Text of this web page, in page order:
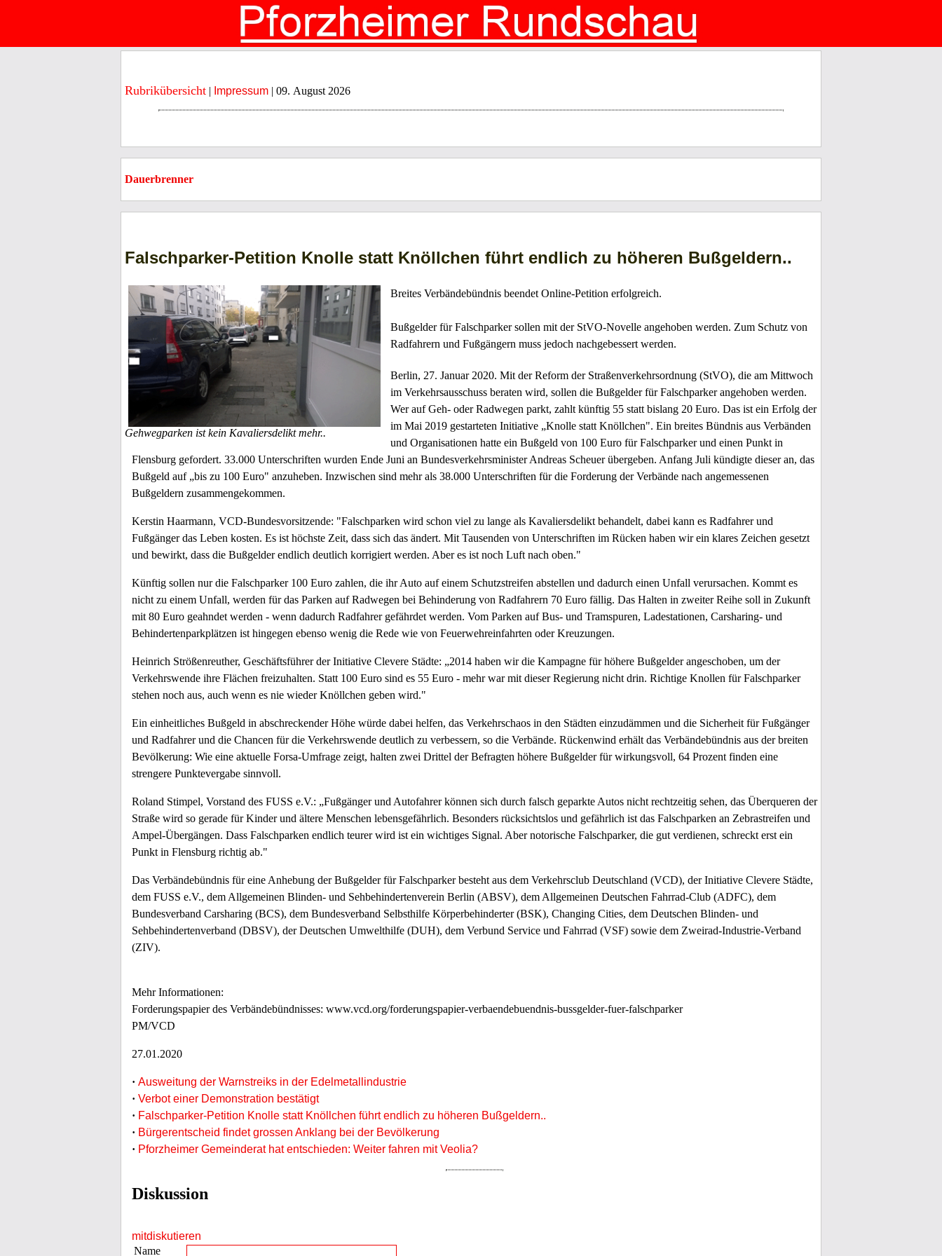
Rubrikübersicht | Impressum | 09. August 2026
Dauerbrenner
Falschparker-Petition Knolle statt Knöllchen führt endlich zu höheren Bußgeldern..
Gehwegparken ist kein Kavaliersdelikt mehr..
Breites Verbändebündnis beendet Online-Petition erfolgreich.
Bußgelder für Falschparker sollen mit der StVO-Novelle angehoben werden. Zum Schutz von
Radfahrern und Fußgängern muss jedoch nachgebessert werden.
Berlin, 27. Januar 2020. Mit der Reform der Straßenverkehrsordnung (StVO), die am Mittwoch
im Verkehrsausschuss beraten wird, sollen die Bußgelder für Falschparker angehoben werden.
Wer auf Geh- oder Radwegen parkt, zahlt künftig 55 statt bislang 20 Euro. Das ist ein Erfolg der
im Mai 2019 gestarteten Initiative „Knolle statt Knöllchen". Ein breites Bündnis aus Verbänden
und Organisationen hatte ein Bußgeld von 100 Euro für Falschparker und einen Punkt in
Flensburg gefordert. 33.000 Unterschriften wurden Ende Juni an Bundesverkehrsminister Andreas Scheuer übergeben. Anfang Juli kündigte dieser an, das
Bußgeld auf „bis zu 100 Euro" anzuheben. Inzwischen sind mehr als 38.000 Unterschriften für die Forderung der Verbände nach angemessenen
Bußgeldern zusammengekommen.
Kerstin Haarmann, VCD-Bundesvorsitzende: "Falschparken wird schon viel zu lange als Kavaliersdelikt behandelt, dabei kann es Radfahrer und
Fußgänger das Leben kosten. Es ist höchste Zeit, dass sich das ändert. Mit Tausenden von Unterschriften im Rücken haben wir ein klares Zeichen gesetzt
und bewirkt, dass die Bußgelder endlich deutlich korrigiert werden. Aber es ist noch Luft nach oben."
Künftig sollen nur die Falschparker 100 Euro zahlen, die ihr Auto auf einem Schutzstreifen abstellen und dadurch einen Unfall verursachen. Kommt es
nicht zu einem Unfall, werden für das Parken auf Radwegen bei Behinderung von Radfahrern 70 Euro fällig. Das Halten in zweiter Reihe soll in Zukunft
mit 80 Euro geahndet werden - wenn dadurch Radfahrer gefährdet werden. Vom Parken auf Bus- und Tramspuren, Ladestationen, Carsharing- und
Behindertenparkplätzen ist hingegen ebenso wenig die Rede wie von Feuerwehreinfahrten oder Kreuzungen.
Heinrich Strößenreuther, Geschäftsführer der Initiative Clevere Städte: „2014 haben wir die Kampagne für höhere Bußgelder angeschoben, um der
Verkehrswende ihre Flächen freizuhalten. Statt 100 Euro sind es 55 Euro - mehr war mit dieser Regierung nicht drin. Richtige Knollen für Falschparker
stehen noch aus, auch wenn es nie wieder Knöllchen geben wird."
Ein einheitliches Bußgeld in abschreckender Höhe würde dabei helfen, das Verkehrschaos in den Städten einzudämmen und die Sicherheit für Fußgänger
und Radfahrer und die Chancen für die Verkehrswende deutlich zu verbessern, so die Verbände. Rückenwind erhält das Verbändebündnis aus der breiten
Bevölkerung: Wie eine aktuelle Forsa-Umfrage zeigt, halten zwei Drittel der Befragten höhere Bußgelder für wirkungsvoll, 64 Prozent finden eine
strengere Punktevergabe sinnvoll.
Roland Stimpel, Vorstand des FUSS e.V.: „Fußgänger und Autofahrer können sich durch falsch geparkte Autos nicht rechtzeitig sehen, das Überqueren der
Straße wird so gerade für Kinder und ältere Menschen lebensgefährlich. Besonders rücksichtslos und gefährlich ist das Falschparken an Zebrastreifen und
Ampel-Übergängen. Dass Falschparken endlich teurer wird ist ein wichtiges Signal. Aber notorische Falschparker, die gut verdienen, schreckt erst ein
Punkt in Flensburg richtig ab."
Das Verbändebündnis für eine Anhebung der Bußgelder für Falschparker besteht aus dem Verkehrsclub Deutschland (VCD), der Initiative Clevere Städte,
dem FUSS e.V., dem Allgemeinen Blinden- und Sehbehindertenverein Berlin (ABSV), dem Allgemeinen Deutschen Fahrrad-Club (ADFC), dem
Bundesverband Carsharing (BCS), dem Bundesverband Selbsthilfe Körperbehinderter (BSK), Changing Cities, dem Deutschen Blinden- und
Sehbehindertenverband (DBSV), der Deutschen Umwelthilfe (DUH), dem Verbund Service und Fahrrad (VSF) sowie dem Zweirad-Industrie-Verband
(ZIV).
Mehr Informationen:
Forderungspapier des Verbändebündnisses: www.vcd.org/forderungspapier-verbaendebuendnis-bussgelder-fuer-falschparker
PM/VCD
27.01.2020
· Ausweitung der Warnstreiks in der Edelmetallindustrie
· Verbot einer Demonstration bestätigt
· Falschparker-Petition Knolle statt Knöllchen führt endlich zu höheren Bußgeldern..
· Bürgerentscheid findet grossen Anklang bei der Bevölkerung
· Pforzheimer Gemeinderat hat entschieden: Weiter fahren mit Veolia?
Diskussion
mitdiskutieren
Name